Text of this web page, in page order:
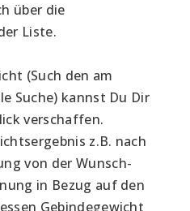
über die
Liste.
(Such den am
Suche) kannst Du Dir
verschaffen.
z.B. nach
von der Wunsch-
in Bezug auf den
Gebindegewicht